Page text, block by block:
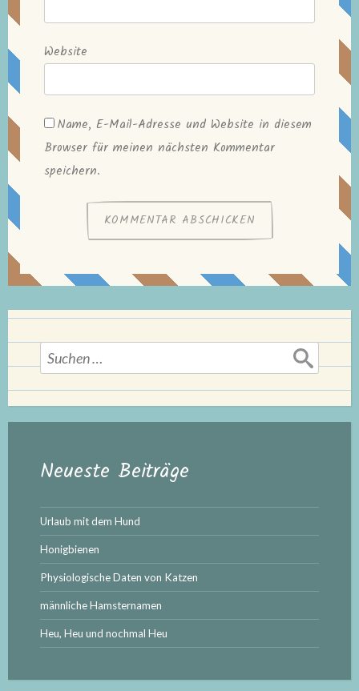
Website
Name, E-Mail-Adresse und Website in diesem
Browser für meinen nächsten Kommentar
speichern.
Suchen
nach:
Neueste Beiträge
Urlaub mit dem Hund
Honigbienen
Physiologische Daten von Katzen
männliche Hamsternamen
Heu, Heu und nochmal Heu